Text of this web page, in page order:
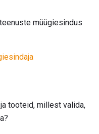
müügiesindus
tooteid, millest valida,